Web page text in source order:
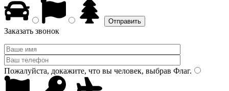
Заказать звонок
Пожалуйста, докажите, что вы человек, выбрав Флаг.